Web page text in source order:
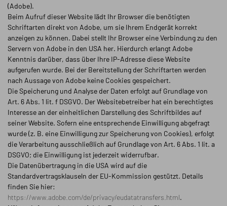
(Adobe).
Beim Aufruf dieser Website lädt Ihr Browser die benötigten
Schriftarten direkt von Adobe, um sie Ihrem Endgerät korrekt
anzeigen zu können. Dabei stellt Ihr Browser eine Verbindung zu den
Servern von Adobe in den USA her. Hierdurch erlangt Adobe
Kenntnis darüber, dass über Ihre IP-Adresse diese Website
aufgerufen wurde. Bei der Bereitstellung der Schriftarten werden
nach Aussage von Adobe keine Cookies gespeichert.
Die Speicherung und Analyse der Daten erfolgt auf Grundlage von
Art. 6 Abs. 1 lit. f DSGVO. Der Websitebetreiber hat ein berechtigtes
Interesse an der einheitlichen Darstellung des Schriftbildes auf
seiner Website. Sofern eine entsprechende Einwilligung abgefragt
wurde (z. B. eine Einwilligung zur Speicherung von Cookies), erfolgt
die Verarbeitung ausschließlich auf Grundlage von Art. 6 Abs. 1 lit. a
DSGVO; die Einwilligung ist jederzeit widerrufbar.
Die Datenübertragung in die USA wird auf die
Standardvertragsklauseln der EU-Kommission gestützt. Details
finden Sie hier:
https://www.adobe.com/de/privacy/eudatatransfers.html.